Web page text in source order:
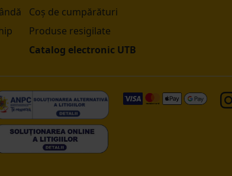
Coș de cumpărături
Produse resigilate
Catalog electronic UTB